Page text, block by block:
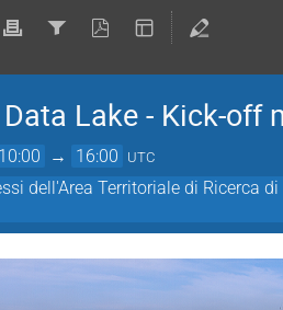
Lake - Kick-off
→ 16:00 UTC
dell'Area Territoriale di Ricerca